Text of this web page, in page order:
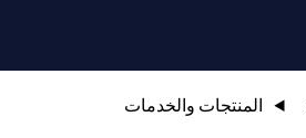
المنتجات والخدمات